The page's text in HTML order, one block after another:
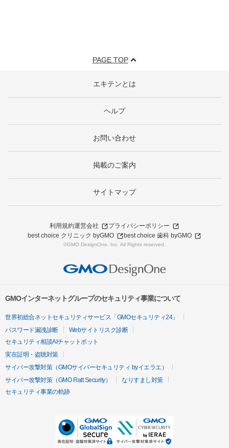
PAGE TOP
エキテンとは
ヘルプ
お問い合わせ
掲載のご案内
サイトマップ
利用規約運営会社
プライバシーポリシー
best choice クリニック byGMO
best choice 歯科 byGMO
©GMO DesignOne, Inc. All Rights reserved.
GMOインターネットグループのセキュリティ事業について
世界初総合ネットセキュリティサービス「GMOセキュリティ24」
パスワード漏洩診断
Webサイトリスク診断
セキュリティ相談AIチャットボット
実在証明・盗聴対策
サイバー攻撃対策（GMOサイバーセキュリティ byイエラエ）
サイバー攻撃対策（GMO Flatt Security）
なりすまし対策
セキュリティ事業の軌跡